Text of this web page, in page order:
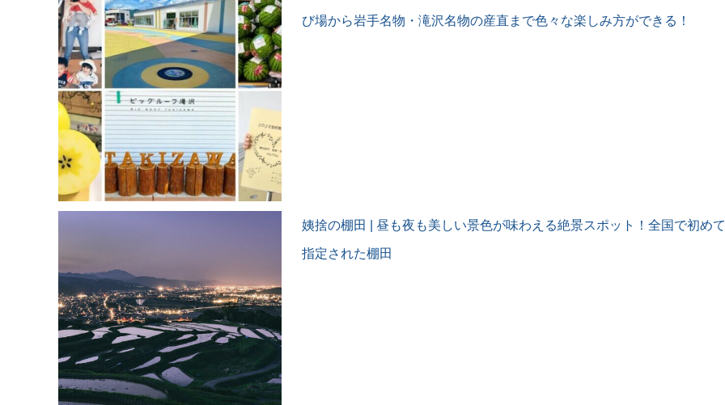
び場から岩手名物・滝沢名物の産直まで色々な楽しみ方ができる！
姨捨の棚田 | 昼も夜も美しい景色が味わえる絶景スポット！全国で初め
指定された棚田